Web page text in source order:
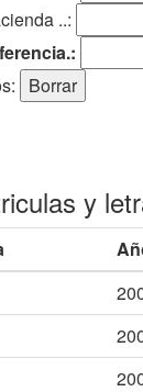
..:
y